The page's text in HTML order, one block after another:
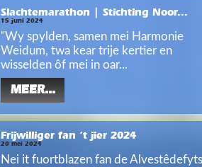
Slachtemarathon | Stichting Noor...
15 juni 2024
"Wy spylden, samen mei Harmonie
Weidum, twa kear trije kertier en
wisselden ôf mei in oar...
MEER...
Frijwilliger fan ’t jier 2024
20 mei 2024
Nei it fuortblazen fan de